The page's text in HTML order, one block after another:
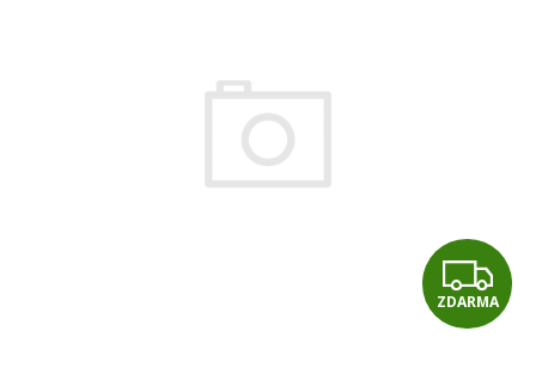
Z
D
ZDARMA